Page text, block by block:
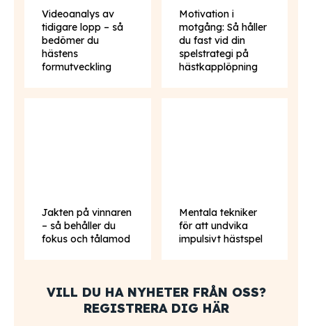
Videoanalys av
tidigare lopp – så
bedömer du
hästens
formutveckling
Motivation i
motgång: Så håller
du fast vid din
spelstrategi på
hästkapplöpning
Jakten på vinnaren
– så behåller du
fokus och tålamod
Mentala tekniker
för att undvika
impulsivt hästspel
VILL DU HA NYHETER FRÅN OSS?
REGISTRERA DIG HÄR